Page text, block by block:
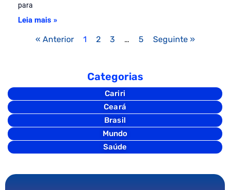
para
Leia mais »
« Anterior 1 2 3 … 5 Seguinte »
Categorias
Cariri
Ceará
Brasil
Mundo
Saúde